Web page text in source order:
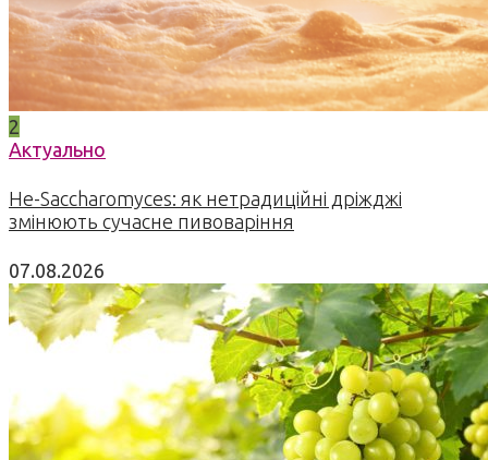
2
Актуально
Не-Saccharomyces: як нетрадиційні дріжджі
змінюють сучасне пивоваріння
07.08.2026